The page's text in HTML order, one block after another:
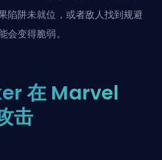
陷阱未就位，或者敌人找到规避
会变得脆弱。
在 Marvel
击